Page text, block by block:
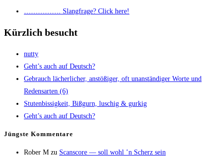
……………. Slang­fra­ge? Click here!
Kürzlich besucht
nut­ty
Geht’s auch auf Deutsch?
Gebrauch lächer­li­cher, anstö­ßi­ger, oft unan­stän­di­ger Wor­te und
Redens­ar­ten (6)
Stu­ten­bis­sig­keit, Biß­gurn, luschig & gurkig
Geht’s auch auf Deutsch?
Jüngs­te Kommentare
Rober M zu Scans­core — soll wohl ’n Scherz sein